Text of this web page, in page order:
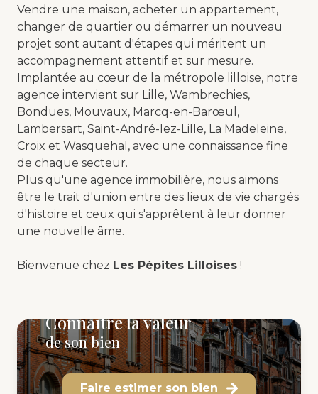
Connaitre la valeur
de son bien
Faire estimer son bien
Vendre une maison, acheter un appartement,
changer de quartier ou démarrer un nouveau
projet sont autant d'étapes qui méritent un
accompagnement attentif et sur mesure.
Implantée au cœur de la métropole lilloise, notre
agence intervient sur Lille, Wambrechies,
Bondues, Mouvaux, Marcq-en-Barœul,
Lambersart, Saint-André-lez-Lille, La Madeleine,
Croix et Wasquehal, avec une connaissance fine
de chaque secteur.
Plus qu'une agence immobilière, nous aimons
être le trait d'union entre des lieux de vie chargés
d'histoire et ceux qui s'apprêtent à leur donner
une nouvelle âme.
Bienvenue chez Les Pépites Lilloises !